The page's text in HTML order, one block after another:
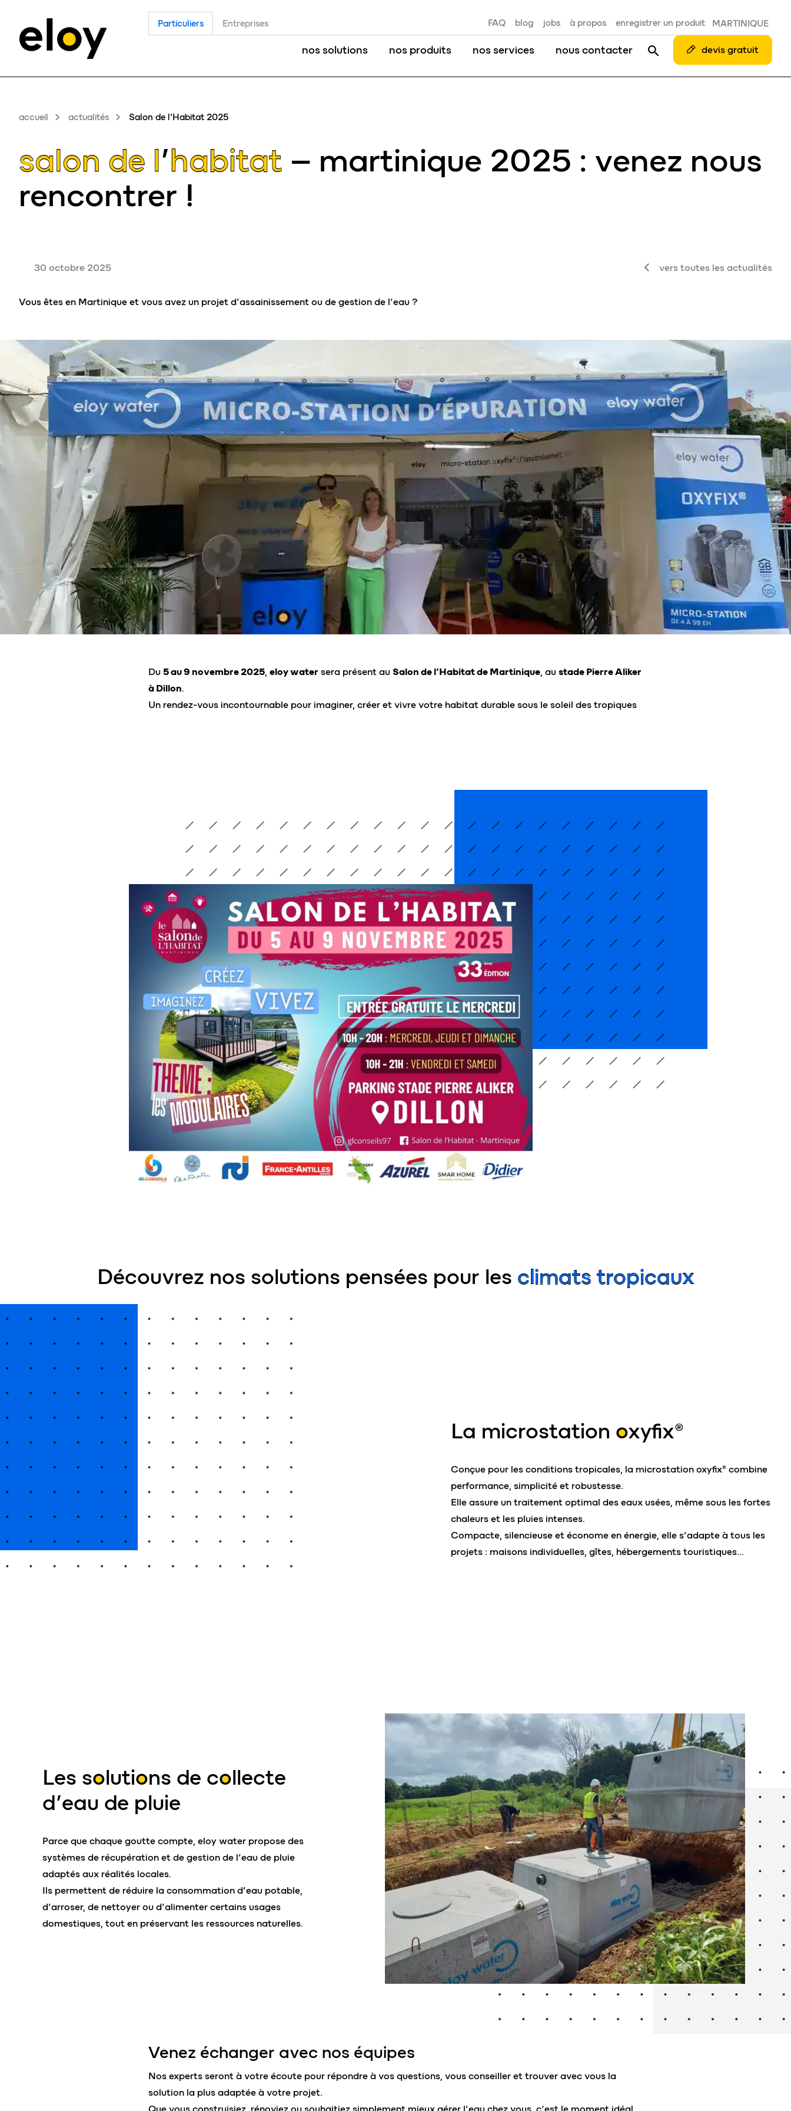
Particuliers Entreprises FAQ blog jobs à propos enregistrer un produit MARTINIQUE
nos solutions nos produits nos services nous contacter devis gratuit
accueil actualités Salon de l’Habitat 2025
salon de l’habitat – martinique 2025 : venez nous
rencontrer !
30 octobre 2025 vers toutes les actualités
Vous êtes en Martinique et vous avez un projet d’assainissement ou de gestion de l’eau ?
Du 5 au 9 novembre 2025, eloy water sera présent au Salon de l’Habitat de Martinique, au stade Pierre Aliker
à Dillon.
Un rendez-vous incontournable pour imaginer, créer et vivre votre habitat durable sous le soleil des tropiques
Découvrez nos solutions pensées pour les climats tropicaux
La microstation oxyfix®
Conçue pour les conditions tropicales, la microstation oxyfix® combine
performance, simplicité et robustesse.
Elle assure un traitement optimal des eaux usées, même sous les fortes
chaleurs et les pluies intenses.
Compacte, silencieuse et économe en énergie, elle s’adapte à tous les
projets : maisons individuelles, gîtes, hébergements touristiques…
Les solutions de collecte
d’eau de pluie
Parce que chaque goutte compte, eloy water propose des
systèmes de récupération et de gestion de l’eau de pluie
adaptés aux réalités locales.
Ils permettent de réduire la consommation d’eau potable,
d’arroser, de nettoyer ou d’alimenter certains usages
domestiques, tout en préservant les ressources naturelles.
Venez échanger avec nos équipes
Nos experts seront à votre écoute pour répondre à vos questions, vous conseiller et trouver avec vous la
solution la plus adaptée à votre projet.